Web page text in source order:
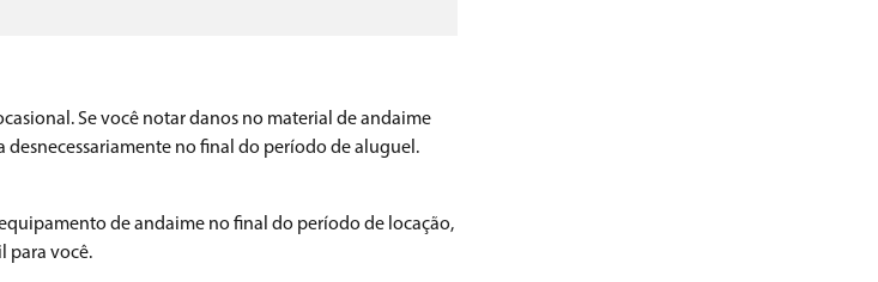
Se você notar danos no material de andaime
no final do período de aluguel.
de andaime no final do período de locação,
para você.